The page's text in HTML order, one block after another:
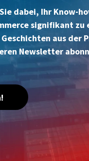
dabei, Ihr Know-
signifikant
aus der
Newsletter